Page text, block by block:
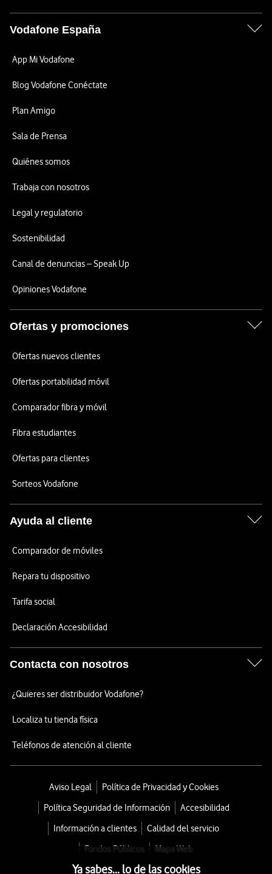
Vodafone España
App Mi Vodafone
Blog Vodafone Conéctate
Plan Amigo
Sala de Prensa
Quiénes somos
Trabaja con nosotros
Legal y regulatorio
Sostenibilidad
Canal de denuncias – Speak Up
Opiniones Vodafone
Ofertas y promociones
Ofertas nuevos clientes
Ofertas portabilidad móvil
Comparador fibra y móvil
Fibra estudiantes
Ofertas para clientes
Sorteos Vodafone
Ayuda al cliente
Comparador de móviles
Repara tu dispositivo
Tarifa social
Declaración Accesibilidad
Contacta con nosotros
¿Quieres ser distribuidor Vodafone?
Localiza tu tienda física
Teléfonos de atención al cliente
Aviso Legal
Política de Privacidad y Cookies
Política Seguridad de Información
Accesibilidad
Información a clientes
Calidad del servicio
Fondos Públicos
Mapa Web
Ya sabes... lo de las cookies